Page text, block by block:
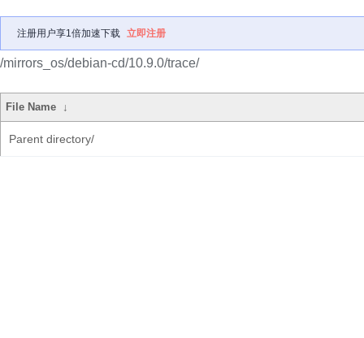
注册用户享1倍加速下载 立即注册
/mirrors_os/debian-cd/10.9.0/trace/
File Name ↓
Parent directory/